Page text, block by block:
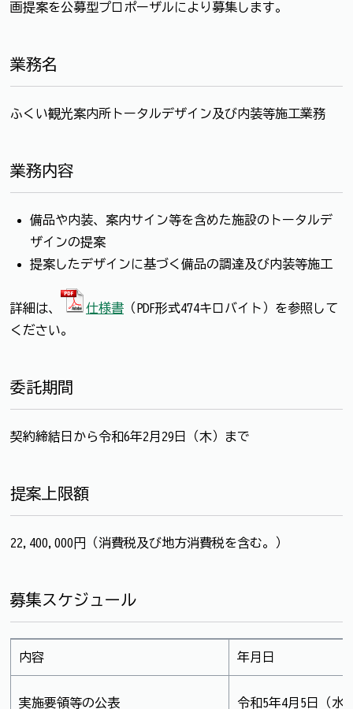
画提案を公募型プロポーザルにより募集します。
業務名
ふくい観光案内所トータルデザイン及び内装等施工業務
業務内容
備品や内装、案内サイン等を含めた施設のトータルデ
ザインの提案
提案したデザインに基づく備品の調達及び内装等施工
詳細は、 仕様書 （PDF形式474キロバイト）を参照して
ください。
委託期間
契約締結日から令和6年2月29日（木）まで
提案上限額
22,400,000円（消費税及び地方消費税を含む。）
募集スケジュール
内容 年月日
実施要領等の公表 令和5年4月5日（水